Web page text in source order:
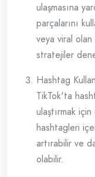
ulaşmasına
parçalarını
veya viral
stratejiler
Hashtag
TikTok'ta
ulaştırmak
hashtagleri
artırabilir ve
olabilir.